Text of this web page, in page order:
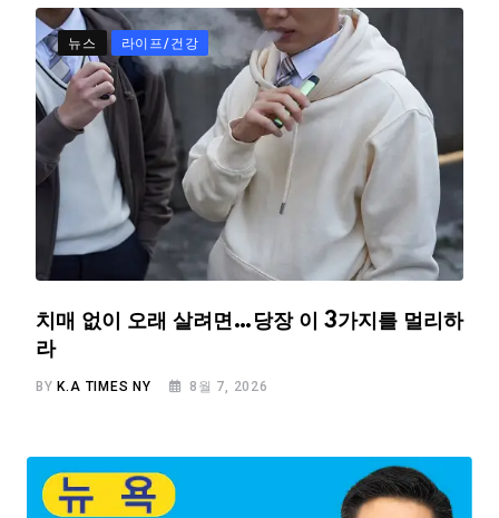
뉴스 라이프/건강
치매 없이 오래 살려면…당장 이 3가지를 멀리하
라
BYK.A TIMES NY 8월 7, 2026